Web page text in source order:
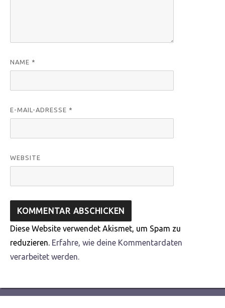
NAME *
E-MAIL-ADRESSE *
WEBSITE
Diese Website verwendet Akismet, um Spam zu
reduzieren. Erfahre, wie deine Kommentardaten
verarbeitet werden.